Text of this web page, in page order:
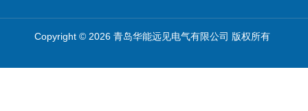
Copyright © 2026 青岛华能远见电气有限公司 版权所有